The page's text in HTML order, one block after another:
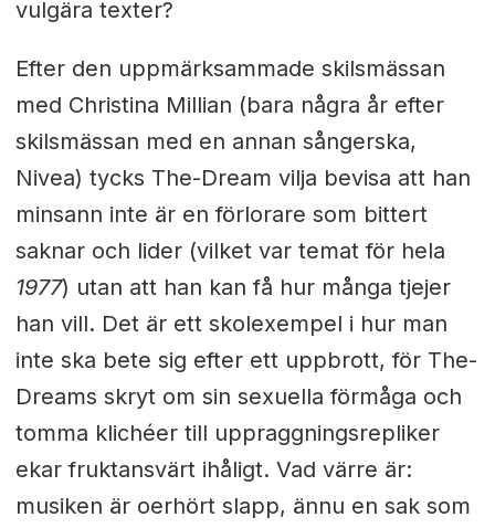
vulgära texter?
Efter den uppmärksammade skilsmässan
med Christina Millian (bara några år efter
skilsmässan med en annan sångerska,
Nivea) tycks The-Dream vilja bevisa att han
minsann inte är en förlorare som bittert
saknar och lider (vilket var temat för hela
1977) utan att han kan få hur många tjejer
han vill. Det är ett skolexempel i hur man
inte ska bete sig efter ett uppbrott, för The-
Dreams skryt om sin sexuella förmåga och
tomma klichéer till uppraggningsrepliker
ekar fruktansvärt ihåligt. Vad värre är:
musiken är oerhört slapp, ännu en sak som